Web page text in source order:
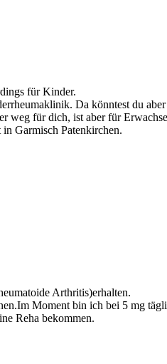
für Kinder.
Da könntest du
weg für dich, ist aber für
Garmisch Patenkirchen.
Arthritis)erhalten.
Moment bin ich bei 5 mg
Reha bekommen.